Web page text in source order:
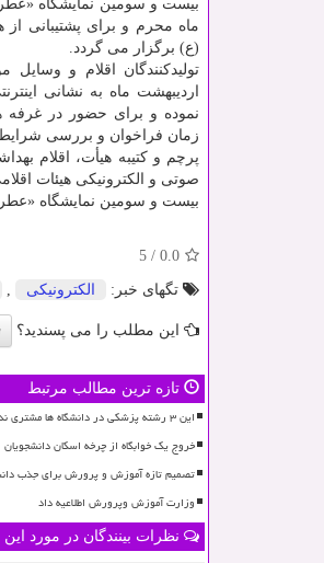
بیست و سومین نمایشگاه
ماه محرم و برای پشتیبانی از
(ع) برگزار می گردد.
نموده و برای حضور در غرفه
زمان فراخوان و بررسی شرایط
پرچم و کتیبه هیأت، اقلام
صوتی و الکترونیکی هیئات
بیست و سومین نمایشگاه «عطر سیب» از ۲۷ خرداد در میدان آیینی امام حسین (ع)
0.0
/
5
تگهای خبر:
الكترونیكی
این مطلب را می پسندید؟
تازه ترین مطالب مرتبط
این ۳ رشته پزشکی در دانشگاه ها مشتری ندارد!
خروج یک خوابگاه از چرخه اسکان دانشجویان
تصمیم تازه آموزش و پرورش برای جذب
وزارت آموزش وپرورش اطلاعیه داد
نظرات بینندگان در مورد